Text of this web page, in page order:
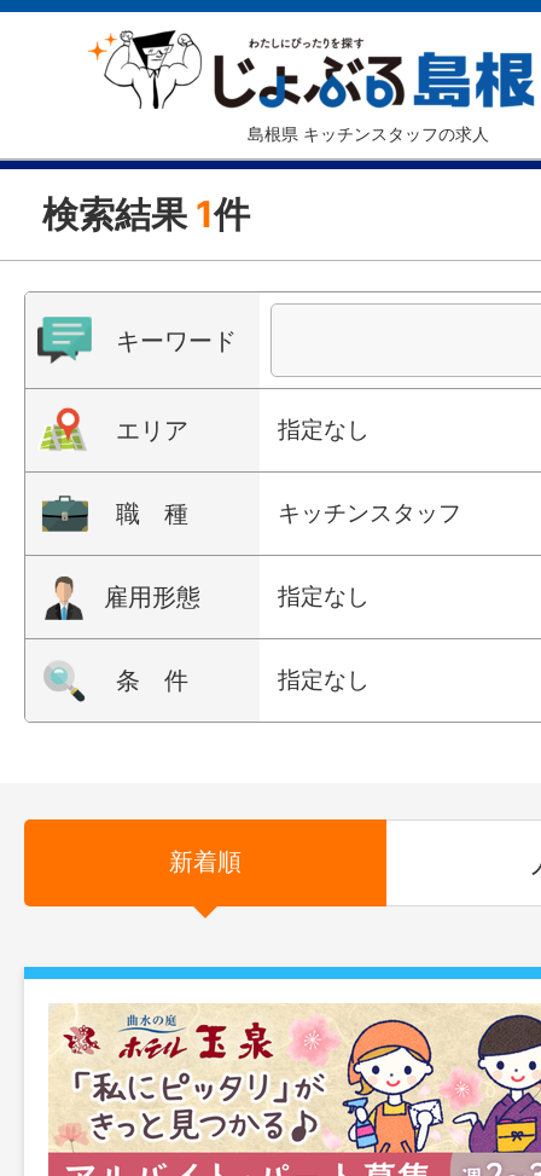
島根県 キッチンスタッフの求人
検索結果 1件
キーワード
エリア 指定なし
職 種 キッチンスタッフ
雇用形態 指定なし
条 件 指定なし
新着順